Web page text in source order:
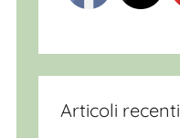
Articoli recenti